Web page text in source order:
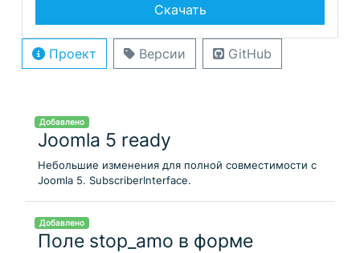
Скачать
Проект Версии GitHub
Добавлено
Joomla 5 ready
Небольшие изменения для полной совместимости с
Joomla 5. SubscriberInterface.
Добавлено
Поле stop_amo в форме